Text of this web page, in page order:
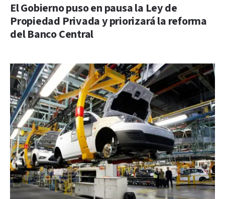
El Gobierno puso en pausa la Ley de
Propiedad Privada y priorizará la reforma
del Banco Central